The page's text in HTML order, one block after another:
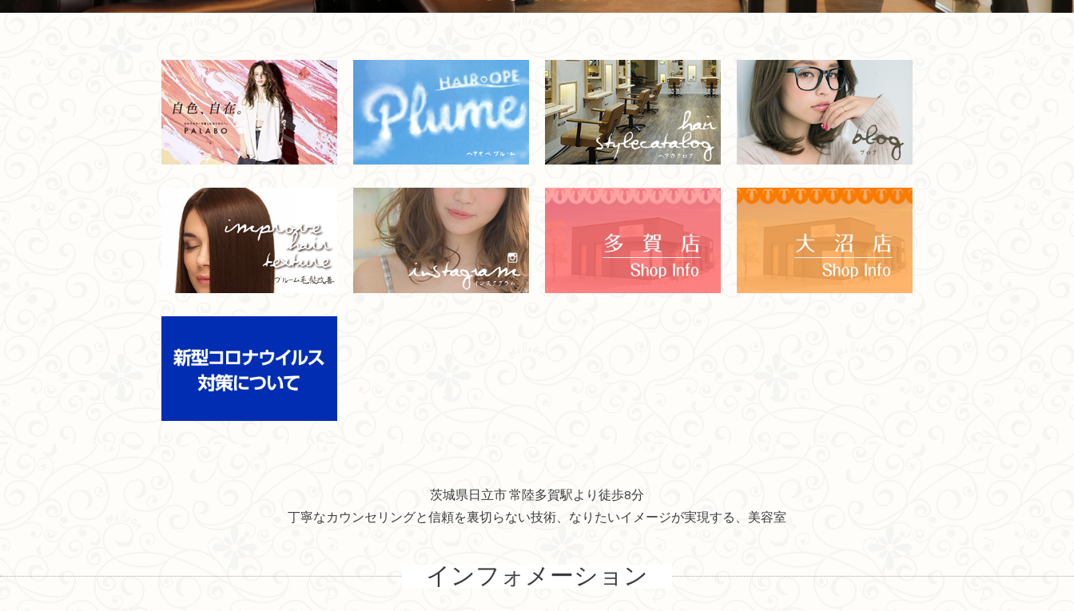
茨城県日立市 常陸多賀駅より徒歩8分
丁寧なカウンセリングと信頼を裏切らない技術、なりたいイメージが実現する、美容室
インフォメーション